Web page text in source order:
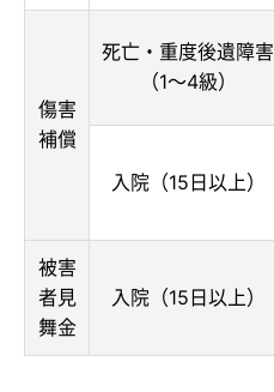
傷害
補償
死亡・重度後遺障害
（1～4級）
入院（15日以上）
被害
者見
舞金
入院（15日以上）